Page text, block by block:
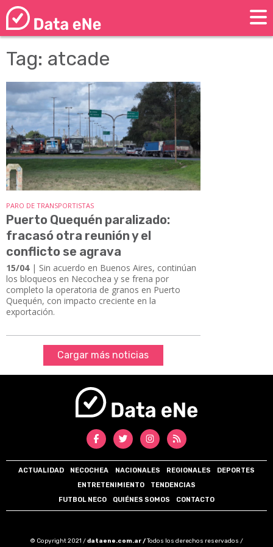
Tag: atcade
PARO DE TRANSPORTISTAS
Puerto Quequén paralizado:
fracasó otra reunión y el
conflicto se agrava
15/04| Sin acuerdo en Buenos Aires, continúan
los bloqueos en Necochea y se frena por
completo la operatoria de granos en Puerto
Quequén, con impacto creciente en la
exportación.
Cargar más noticias
ACTUALIDAD NECOCHEA NACIONALES REGIONALES
DEPORTES
ENTRETENIMIENTO
TENDENCIAS
FUTBOL NECO
QUIÉNES SOMOS CONTACTO
© Copyright 2021 /dataene.com.ar /Todos los derechos reservados /